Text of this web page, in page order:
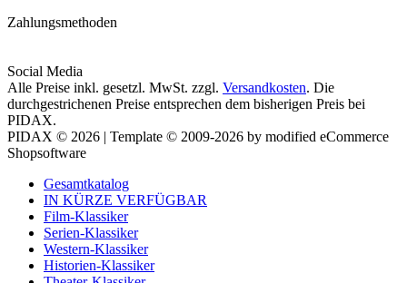
Zahlungsmethoden
Social Media
Alle Preise inkl. gesetzl. MwSt. zzgl. Versandkosten. Die
durchgestrichenen Preise entsprechen dem bisherigen Preis bei
PIDAX.
PIDAX © 2026 | Template © 2009-2026 by modified eCommerce
Shopsoftware
Gesamtkatalog
IN KÜRZE VERFÜGBAR
Film-Klassiker
Serien-Klassiker
Western-Klassiker
Historien-Klassiker